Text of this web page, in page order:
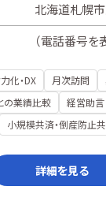
北海道札幌市
（電話番号を
化・DX 月次訪問
の業績比較 経営助言
小規模共済・倒産防止
詳細を見る